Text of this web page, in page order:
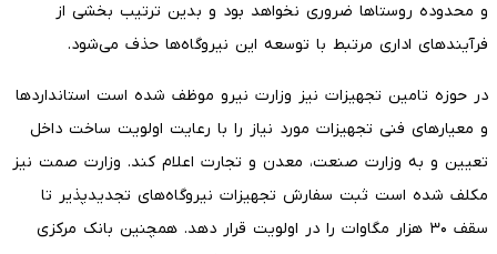
و محدوده روستاها ضروری نخواهد بود و بدین ترتیب بخشی از
فرآیندهای اداری مرتبط با توسعه این نیروگاه‌ها حذف می‌شود.
در حوزه تامین تجهیزات نیز وزارت نیرو موظف شده است استانداردها
و معیارهای فنی تجهیزات مورد نیاز را با رعایت اولویت ساخت داخل
تعیین و به وزارت صنعت، معدن و تجارت اعلام کند. وزارت صمت نیز
مکلف شده است ثبت سفارش تجهیزات نیروگاه‌های تجدیدپذیر تا
سقف ۳۰ هزار مگاوات را در اولویت قرار دهد. همچنین بانک مرکزی